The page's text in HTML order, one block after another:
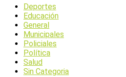
Deportes
Educación
General
Municipales
Policiales
Política
Salud
Sin Categoria